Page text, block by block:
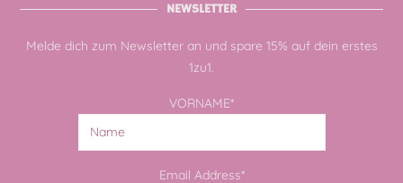
NEWSLETTER
Melde dich zum Newsletter an und spare 15% auf dein erstes
1zu1.
VORNAME*
Email Address*